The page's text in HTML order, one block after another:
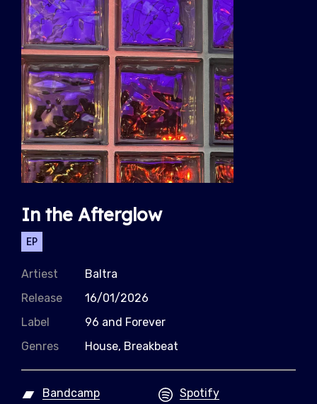
In the Afterglow
EP
Artiest
Baltra
Release
16/01/2026
Label
96 and Forever
Genres
House, Breakbeat
Bandcamp
Spotify